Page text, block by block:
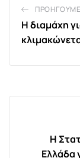
Η διαμάχη
Η
Ελλάδα